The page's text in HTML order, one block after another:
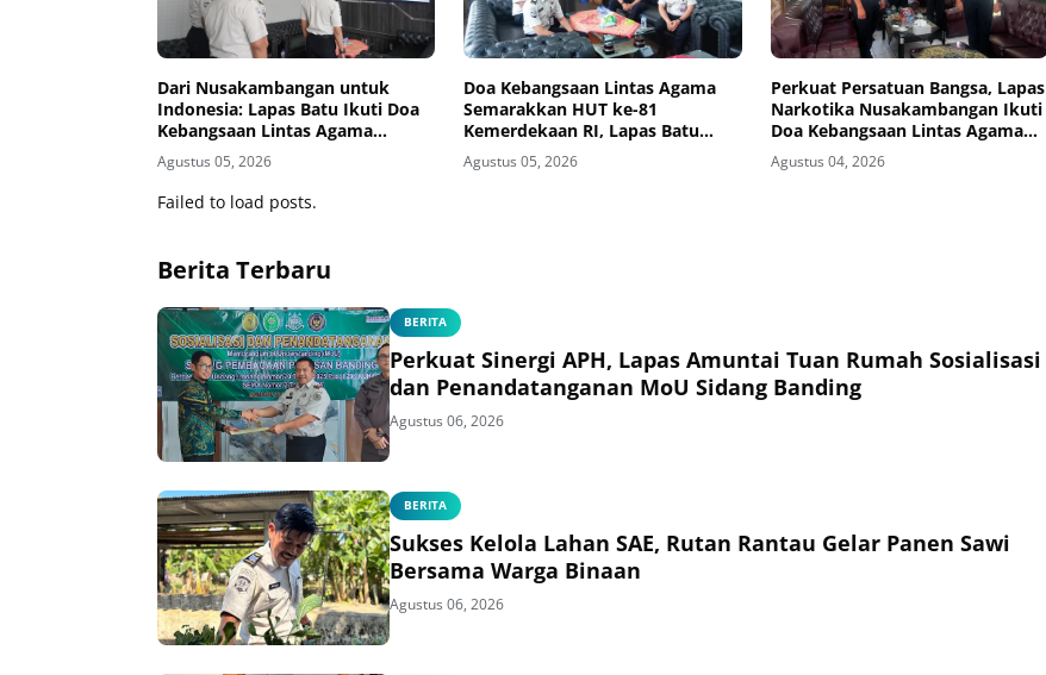
Dari Nusakambangan untuk
Indonesia: Lapas Batu Ikuti Doa
Kebangsaan Lintas Agama
Sambut HUT ke-81 RI
Agustus 05, 2026
Doa Kebangsaan Lintas Agama
Semarakkan HUT ke-81
Kemerdekaan RI, Lapas Batu
Teguhkan Semangat Persatuan
Secara Virtual
Agustus 05, 2026
Perkuat Persatuan Bangsa, Lapas
Narkotika Nusakambangan Ikuti
Doa Kebangsaan Lintas Agama
dan Kick Off Semarak HUT Ke-81
Kemerdekaan RI
Agustus 04, 2026
Failed to load posts.
Berita Terbaru
BERITA
Perkuat Sinergi APH, Lapas Amuntai Tuan Rumah Sosialisasi
dan Penandatanganan MoU Sidang Banding
Agustus 06, 2026
BERITA
Sukses Kelola Lahan SAE, Rutan Rantau Gelar Panen Sawi
Bersama Warga Binaan
Agustus 06, 2026